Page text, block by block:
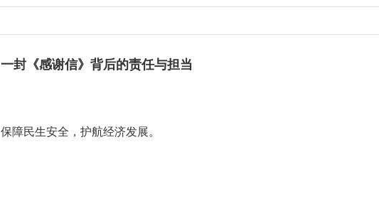
一封《感谢信》背后的责任与担当
保障民生安全，护航经济发展。